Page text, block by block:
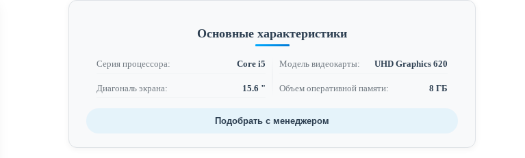
Основные характеристики
Серия процессора: Core i5 Модель видеокарты: UHD Graphics 620
Диагональ экрана: 15.6 " Объем оперативной памяти: 8 ГБ
Подобрать с менеджером